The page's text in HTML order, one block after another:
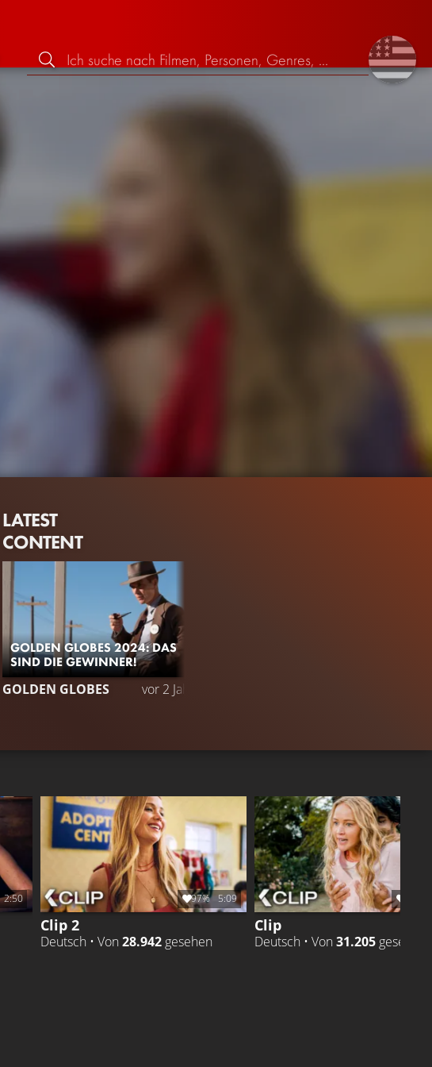
LATEST
CONTENT
GOLDEN GLOBES 2024: DAS
SIND DIE GEWINNER!
GOLDEN GLOBES vor 2 Jahren
2:50 97% 5:09
Clip 2
Deutsch • Von 28.942 gesehen
Clip
Deutsch • Von 31.205 gesehen